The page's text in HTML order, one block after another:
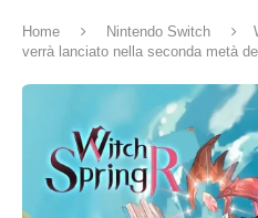
Home Nintendo Switch
verrà lanciato nella seconda metà